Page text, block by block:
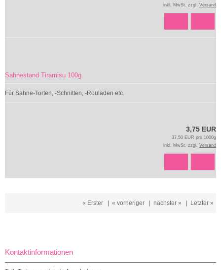
inkl. MwSt. zzgl. Versand
Sahnestand Tiramisu 100g
Für Sahne-Torten, -Schnitten, -Rouladen etc.
3,75 EUR
37,50 EUR pro 1000g
inkl. MwSt. zzgl. Versand
« Erster « vorheriger nächster » Letzter »
Kontaktinformationen